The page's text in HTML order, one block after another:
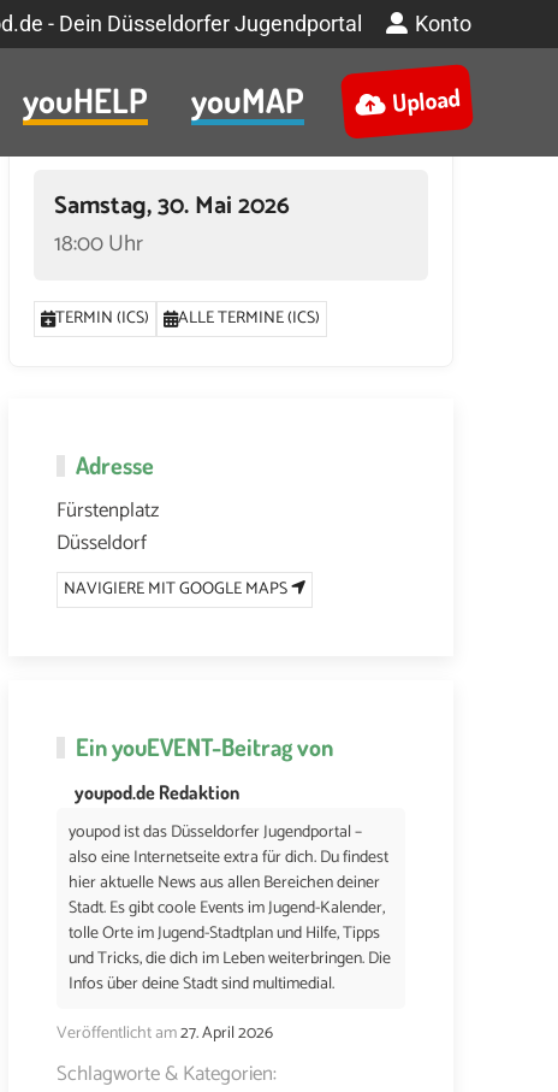
- Dein Düsseldorfer Jugendportal Konto
youHELP youMAP Upload
Samstag, 30. Mai 2026
18:00 Uhr
TERMIN (ICS) ALLE TERMINE (ICS)
Adresse
Fürstenplatz
Düsseldorf
NAVIGIERE MIT GOOGLE MAPS
EinyouEVENT-Beitrag von
youpod.de Redaktion
youpod ist das Düsseldorfer Jugendportal –
also eine Internetseite extra für dich. Du findest
hier aktuelle News aus allen Bereichen deiner
Stadt. Es gibt coole Events im Jugend-Kalender,
tolle Orte im Jugend-Stadtplan und Hilfe, Tipps
und Tricks, die dich im Leben weiterbringen. Die
Infos über deine Stadt sind multimedial.
Veröffentlicht am27. April 2026
Schlagworte & Kategorien: